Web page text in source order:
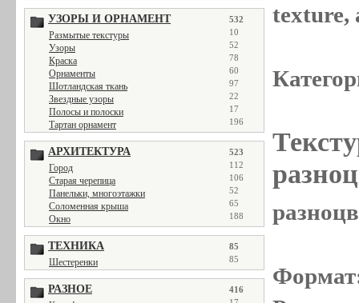
УЗОРЫ И ОРНАМЕНТ 532
Размытые текстуры 10
Узоры 52
Краска 78
Орнаменты 60
Шотландская ткань 97
Звездные узоры 22
Полосы и полоски 17
Тартан орнамент 196
АРХИТЕКТУРА 523
Город 112
Старая черепица 106
Панельки, многоэтажки 52
Соломенная крыша 65
Окно 188
ТЕХНИКА 85
Шестеренки 85
РАЗНОЕ 416
texture,